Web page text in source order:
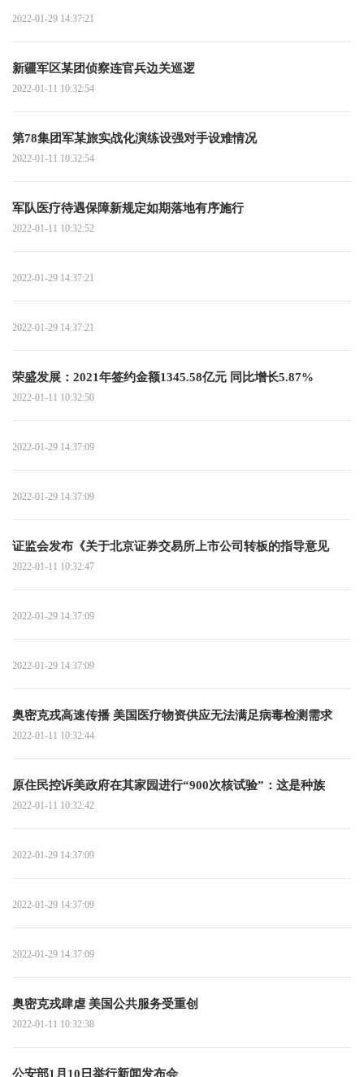
2022-01-29 14:37:21
新疆军区某团侦察连官兵边关巡逻
2022-01-11 10:32:54
第78集团军某旅实战化演练设强对手设难情况
2022-01-11 10:32:54
军队医疗待遇保障新规定如期落地有序施行
2022-01-11 10:32:52
2022-01-29 14:37:21
2022-01-29 14:37:21
荣盛发展：2021年签约金额1345.58亿元 同比增长5.87%
2022-01-11 10:32:50
2022-01-29 14:37:09
2022-01-29 14:37:09
证监会发布《关于北京证券交易所上市公司转板的指导意见
2022-01-11 10:32:47
2022-01-29 14:37:09
2022-01-29 14:37:09
奥密克戎高速传播 美国医疗物资供应无法满足病毒检测需求
2022-01-11 10:32:44
原住民控诉美政府在其家园进行“900次核试验”：这是种族
2022-01-11 10:32:42
2022-01-29 14:37:09
2022-01-29 14:37:09
2022-01-29 14:37:09
奥密克戎肆虐 美国公共服务受重创
2022-01-11 10:32:38
公安部1月10日举行新闻发布会